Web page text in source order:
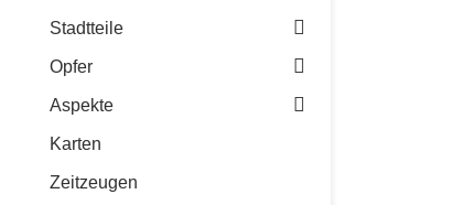
Stadtteile
Opfer
Aspekte
Karten
Zeitzeugen